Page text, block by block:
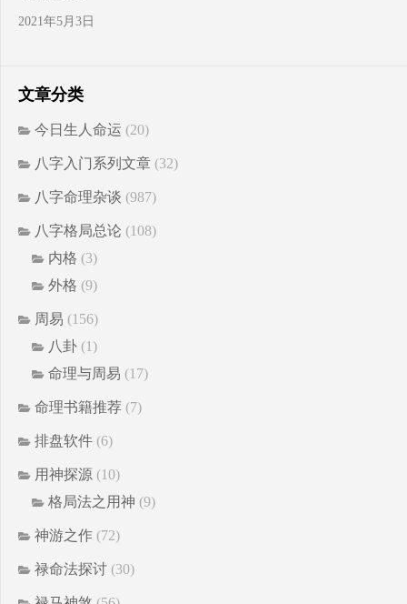
2021年5月3日
文章分类
今日生人命运 (20)
八字入门系列文章 (32)
八字命理杂谈 (987)
八字格局总论 (108)
内格 (3)
外格 (9)
周易 (156)
八卦 (1)
命理与周易 (17)
命理书籍推荐 (7)
排盘软件 (6)
用神探源 (10)
格局法之用神 (9)
神游之作 (72)
禄命法探讨 (30)